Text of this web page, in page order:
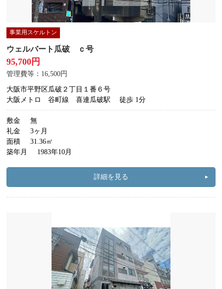
事業用スケルトン
ウェルバート瓜破 ｃ号
95,700円
管理費等：16,500円
大阪市平野区瓜破２丁目１番６号
大阪メトロ 谷町線 喜連瓜破駅 徒歩 1分
敷金
無
礼金
3ヶ月
面積
31.36㎡
築年月
1983年10月
詳細を見る